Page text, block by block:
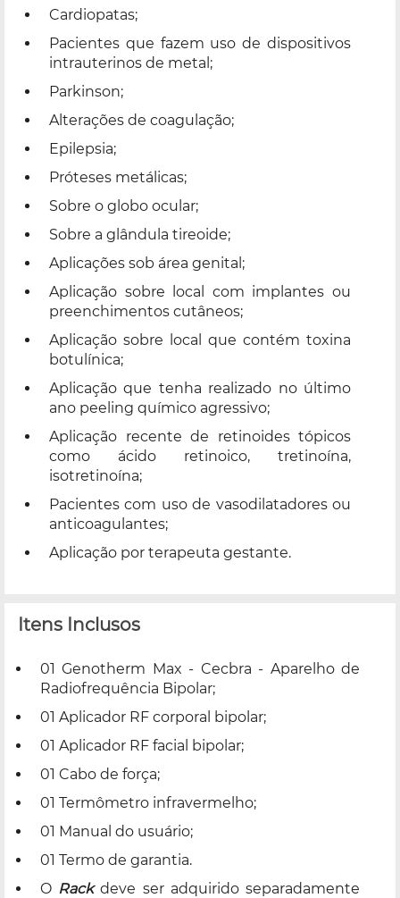
Cardiopatas;
Pacientes que fazem uso de dispositivos
intrauterinos de metal;
Parkinson;
Alterações de coagulação;
Epilepsia;
Próteses metálicas;
Sobre o globo ocular;
Sobre a glândula tireoide;
Aplicações sob área genital;
Aplicação sobre local com implantes ou
preenchimentos cutâneos;
Aplicação sobre local que contém toxina
botulínica;
Aplicação que tenha realizado no último
ano peeling químico agressivo;
Aplicação recente de retinoides tópicos
como ácido retinoico, tretinoína,
isotretinoína;
Pacientes com uso de vasodilatadores ou
anticoagulantes;
Aplicação por terapeuta gestante.
Itens Inclusos
01 Genotherm Max - Cecbra - Aparelho de
Radiofrequência Bipolar;
01 Aplicador RF corporal bipolar;
01 Aplicador RF facial bipolar;
01 Cabo de força;
01 Termômetro infravermelho;
01 Manual do usuário;
01 Termo de garantia.
O Rackdeve ser adquirido separadamente